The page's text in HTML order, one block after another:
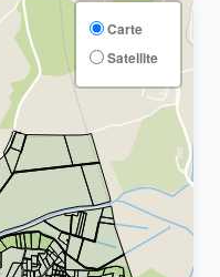
Carte
Satellite